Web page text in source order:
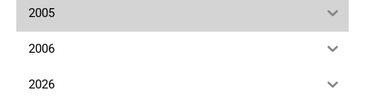
2005
2006
2026